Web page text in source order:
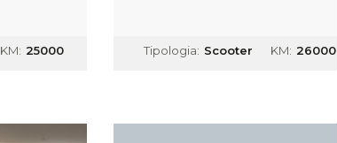
KM: 25000 Tipologia: Scooter KM: 26000